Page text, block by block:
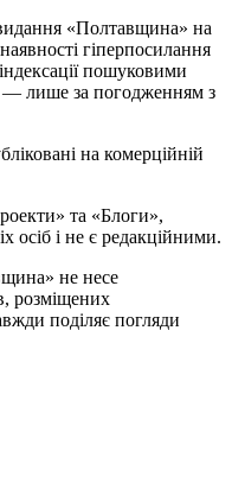
«Полтавщина» на
гіперпосилання
пошуковими
— лише за погодженням з
на комерційній
та «Блоги»,
осіб і не є редакційними.
не несе
розміщених
поділяє погляди